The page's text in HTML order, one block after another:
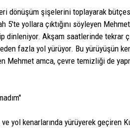
dönüşüm şişelerini toplayarak
5'te yollara çıktığını söyleyen
dinleniyor. Akşam saatlerinde tekrar
fazla yol yürüyor. Bu yürüyüşün
Mehmet amca, çevre temizliği de
yol kenarlarında yürüyerek geçiren